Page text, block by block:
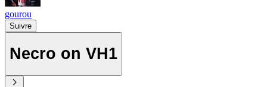
gourou
Suivre
Necro on VH1